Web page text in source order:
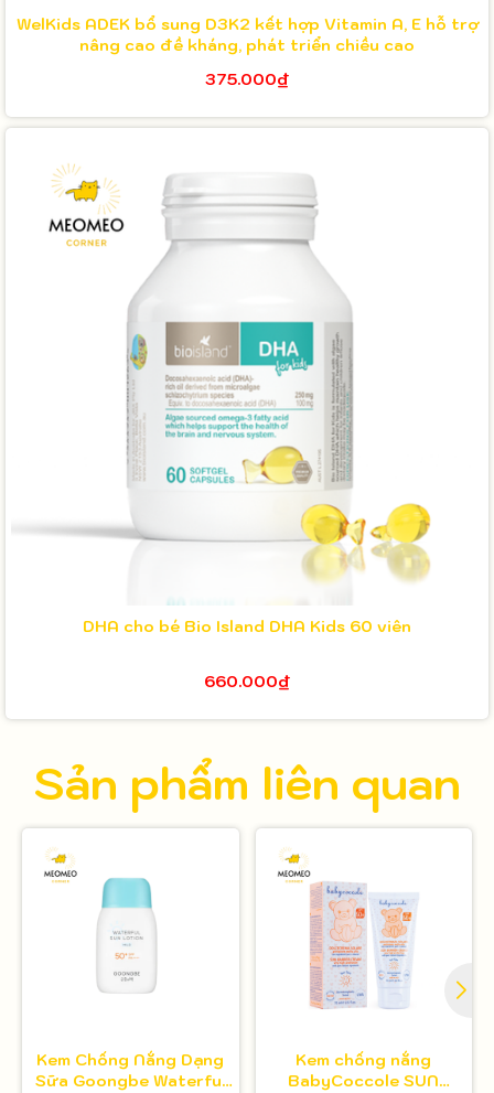
WelKids ADEK bổ sung D3K2 kết hợp Vitamin A, E hỗ trợ
nâng cao đề kháng, phát triển chiều cao
375.000₫
DHA cho bé Bio Island DHA Kids 60 viên
660.000₫
Sản phẩm liên quan
Kem Chống Nắng Dạng
Sữa Goongbe Waterful
Kem chống nắng
BabyCoccole SUN